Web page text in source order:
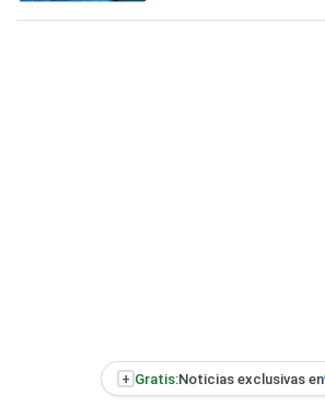
+ Gratis:Noticias exclusivas en